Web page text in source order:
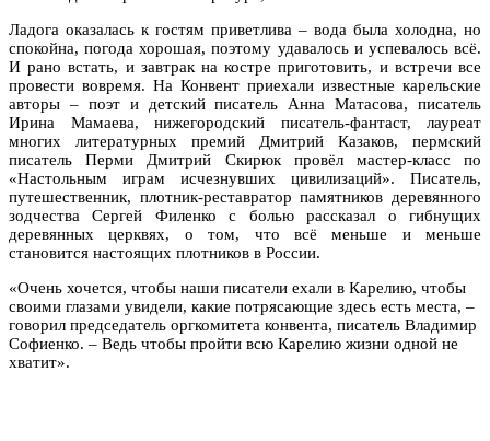
Ладога оказалась к гостям приветлива – вода была холодна, но
спокойна, погода хорошая, поэтому удавалось и успевалось всё.
И рано встать, и завтрак на костре приготовить, и встречи все
провести вовремя. На Конвент приехали известные карельские
авторы – поэт и детский писатель Анна Матасова, писатель
Ирина Мамаева, нижегородский писатель-фантаст, лауреат
многих литературных премий Дмитрий Казаков, пермский
писатель Перми Дмитрий Скирюк провёл мастер-класс по
«Настольным играм исчезнувших цивилизаций». Писатель,
путешественник, плотник-реставратор памятников деревянного
зодчества Сергей Филенко с болью рассказал о гибнущих
деревянных церквях, о том, что всё меньше и меньше
становится настоящих плотников в России.
«Очень хочется, чтобы наши писатели ехали в Карелию, чтобы
своими глазами увидели, какие потрясающие здесь есть места, –
говорил председатель оргкомитета конвента, писатель Владимир
Софиенко. – Ведь чтобы пройти всю Карелию жизни одной не
хватит».